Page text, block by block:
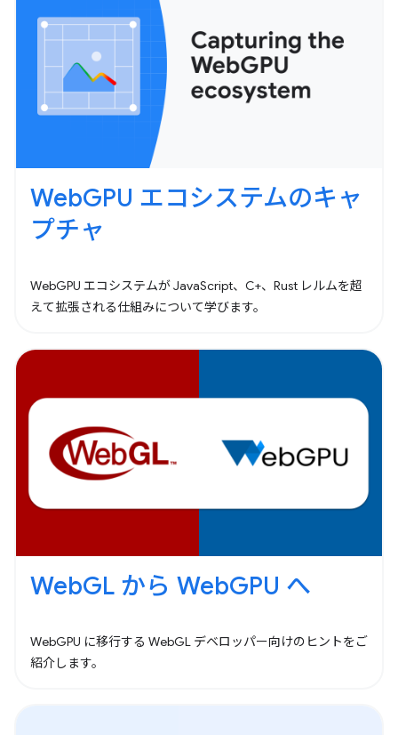
WebGPU エコシステムのキャ
プチャ
WebGPU エコシステムが JavaScript、C+、Rust レルムを超
えて拡張される仕組みについて学びます。
WebGL から WebGPU へ
WebGPU に移行する WebGL デベロッパー向けのヒントをご
紹介します。